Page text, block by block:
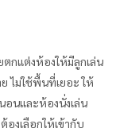
ตกแต่งห้องให้มีลูกเล่น
ไม่ใช้พื้นที่เยอะ ให้
อนและห้องนั่งเล่น
องเลือกให้เข้ากับ